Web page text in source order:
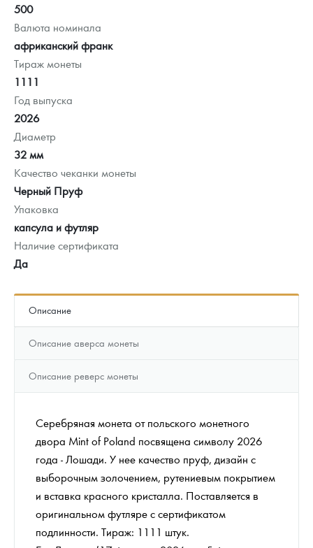
500
Валюта номинала
африканский франк
Тираж монеты
1111
Год выпуска
2026
Диаметр
32 мм
Качество чеканки монеты
Черный Пруф
Упаковка
капсула и футляр
Наличие сертификата
Да
Описание
Описание аверса монеты
Описание реверс монеты
Серебряная монета от польского монетного
двора Mint of Poland посвящена символу 2026
года - Лошади. У нее качество пруф, дизайн с
выборочным золочением, рутениевым покрытием
и вставка красного кристалла. Поставляется в
оригинальном футляре с сертификатом
подлинности. Тираж: 1111 штук.